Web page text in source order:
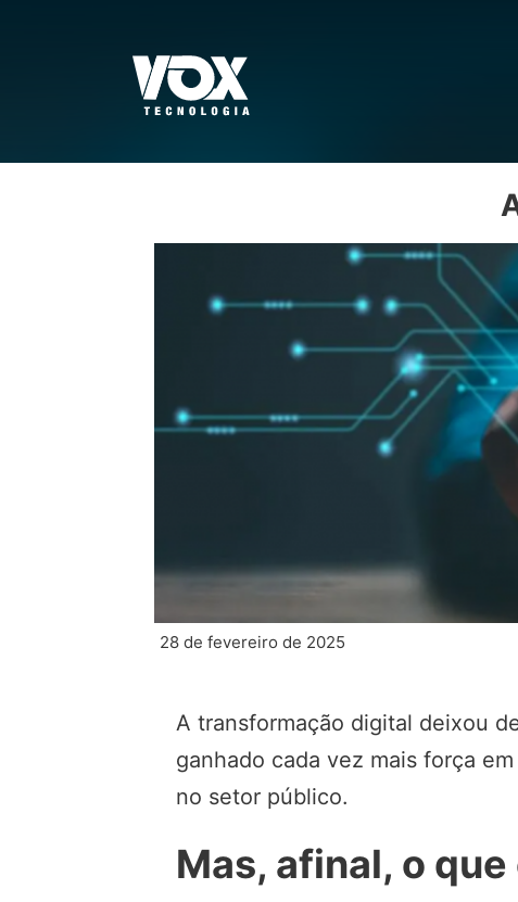
28 de fevereiro de 2025
A transformação digital deixou
ganhado cada vez mais força
no setor público.
Mas, afinal, o